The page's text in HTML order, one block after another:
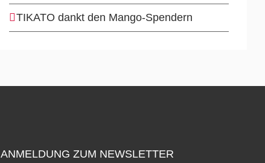
TIKATO dankt den Mango-Spendern
ANMELDUNG ZUM NEWSLETTER